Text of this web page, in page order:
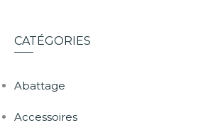
CATÉGORIES
Abattage
Accessoires